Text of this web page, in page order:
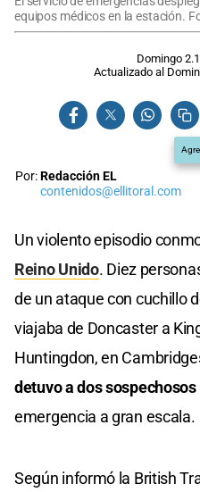
equipos médicos en la estación.
Domingo
Actualizado al
Por:Redacción EL
contenidos@ellitoral.com
Un violento episodio
Reino Unido. Diez
de un ataque con cuchillo
viajaba de Doncaster a
Huntingdon, en
detuvo a dos sospechosos
emergencia a gran escala.
Según informó la British